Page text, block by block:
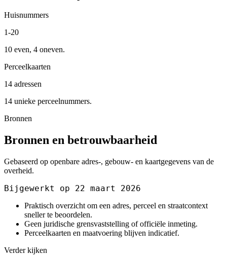
Huisnummers
1-20
10 even, 4 oneven.
Perceelkaarten
14 adressen
14 unieke perceelnummers.
Bronnen
Bronnen en betrouwbaarheid
Gebaseerd op openbare adres-, gebouw- en kaartgegevens van de
overheid.
Bijgewerkt op 22 maart 2026
Praktisch overzicht om een adres, perceel en straatcontext
sneller te beoordelen.
Geen juridische grensvaststelling of officiële inmeting.
Perceelkaarten en maatvoering blijven indicatief.
Verder kijken